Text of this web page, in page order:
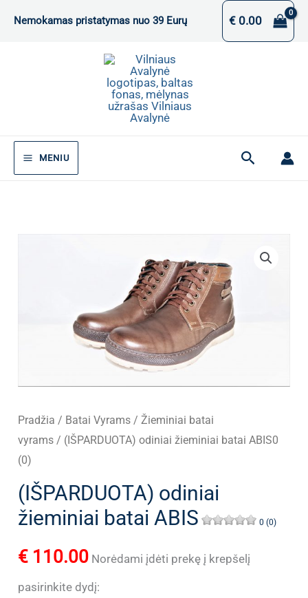
Nemokamas pristatymas nuo 39 Eurų €0.00
MENIU Paieška
Pradžia / Batai Vyrams /Žieminiai batai
vyrams / (IŠPARDUOTA) odiniai žieminiai batai ABIS0
(0)
(IŠPARDUOTA) odiniai
žieminiai batai ABIS
0 (0)
€ 110.00 Norėdami įdėti prekę į krepšelį
pasirinkite dydį: